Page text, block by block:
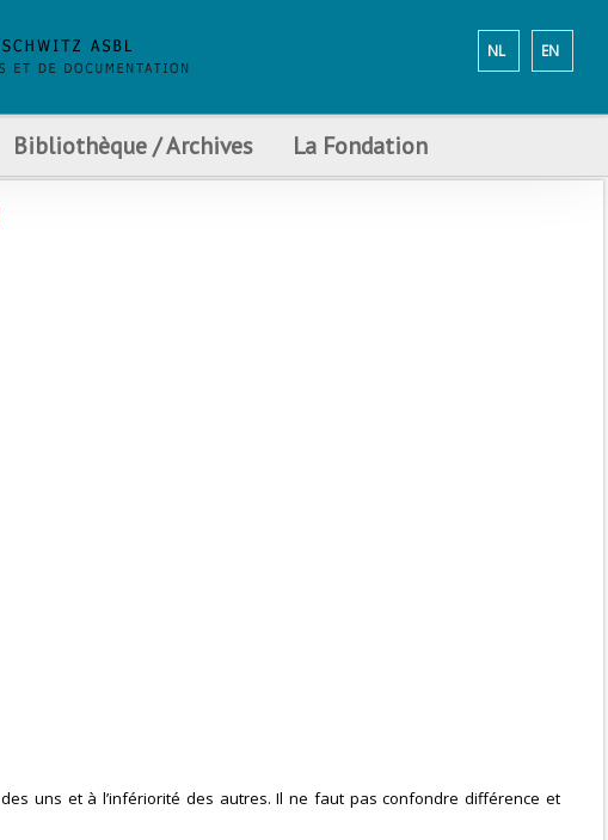
EN
NL
Bibliothèque / Archives La Fondation
uns et à l’infériorité des autres. Il ne faut pas confondre différence et